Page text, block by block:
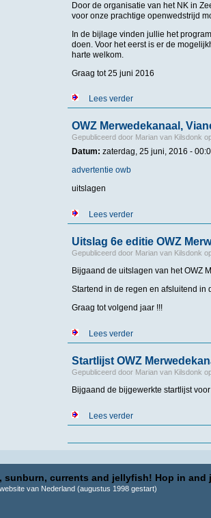
Door de organisatie van het NK in
voor onze prachtige openwedstrijd
In de bijlage vinden jullie het
doen. Voor het eerst is er de
harte welkom.
Graag tot 25 juni 2016
Lees verderover OWZ
OWZ Merwedekanaal,
Gepubliceerd door Marian van Kilsdonk
Datum: zaterdag, 25 juni, 2016 -
advertentie owb
uitslagen
Lees verderover OWZ
Uitslag 6e editie OWZ
Gepubliceerd door Marian van Kilsdonk
Bijgaand de uitslagen van het OWZ
Startend in de regen en afsluitend
Graag tot volgend jaar !!!
Lees verderover Uitslag 6e
Startlijst OWZ
Gepubliceerd door Marian van Kilsdonk
Bijgaand de bijgewerkte startlijst
Lees verderover Startlijst OWZ
sunburn, currents and jellyfish! Hop in and
van Nederland (augustus 1998 gestart)